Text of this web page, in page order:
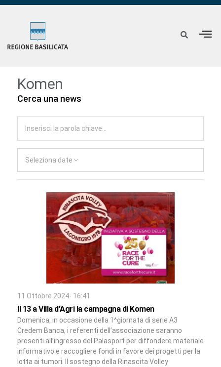
Komen
Cerca una news
Seleziona date
11 Ottobre 2024- 16:41
Il 13 a Villa d’Agri la campagna di Komen
Domenica, in occasione della 1^giornata di serie A3
Credem Banca, i referenti dell’associazione saranno
presenti all’ingresso del Palasport per diffondere materiale
informativo e raccogliere fondi in favore dei progetti per la
lotta ai tumori. Il sostegno della Rinascita Volley